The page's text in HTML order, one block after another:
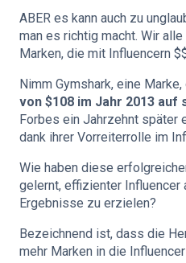
ABER es kann auch zu
man es richtig macht. Wir
Marken, die mit Influencern
Nimm Gymshark, eine
von $108 im Jahr 2013 auf
Forbes ein Jahrzehnt später
dank ihrer Vorreiterrolle im
Wie haben diese
gelernt, effizienter Influencer
Ergebnisse zu erzielen?
Bezeichnend ist, dass die
mehr Marken in die